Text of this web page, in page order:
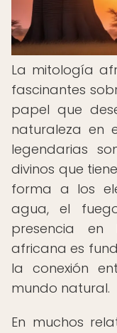
La mitología
fascinantes
papel que
naturaleza en
legendarias
divinos que
forma a los
agua, el
presencia
africana es
la conexión
mundo natural.
En muchos